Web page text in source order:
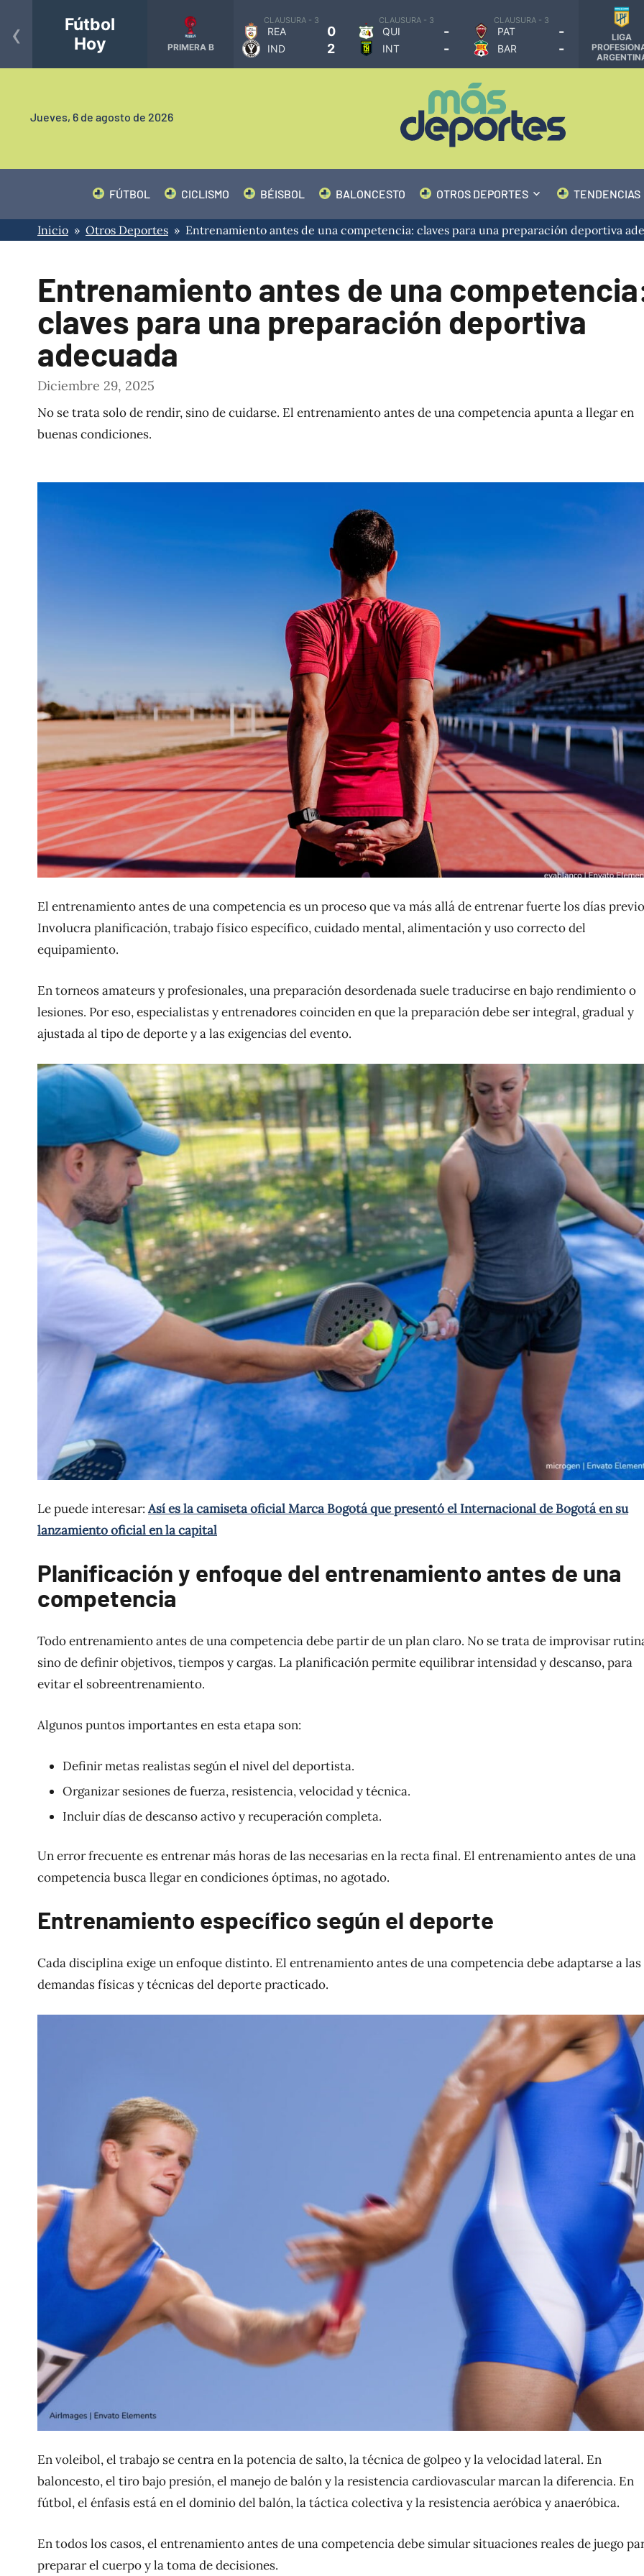
Fútbol
Hoy
PRIMERA B
CLAUSURA - 3
REA 0
IND 2
CLAUSURA - 3
QUI -
INT -
CLAUSURA - 3
PAT -
BAR -
LIGA
‹
Jueves, 6 de agosto de 2026
FÚTBOL CICLISMO BÉISBOL BALONCESTO OTROS DEPORTES TENDENCIAS
Inicio » Otros Deportes » Entrenamiento antes de una competencia: claves para una preparación deportiva
Entrenamiento antes de una
claves para una preparación deportiva
adecuada
Diciembre 29, 2025
No se trata solo de rendir, sino de cuidarse. El entrenamiento antes de una competencia apunta a llegar en
buenas condiciones.
El entrenamiento antes de una competencia es un proceso que va más allá de entrenar fuerte los días
Involucra planificación, trabajo físico específico, cuidado mental, alimentación y uso correcto del
equipamiento.
En torneos amateurs y profesionales, una preparación desordenada suele traducirse en bajo rendimiento o
lesiones. Por eso, especialistas y entrenadores coinciden en que la preparación debe ser integral, gradual y
ajustada al tipo de deporte y a las exigencias del evento.
Le puede interesar:Así es la camiseta oficial Marca Bogotá que presentó el Internacional de Bogotá en su
lanzamiento oficial en la capital
Planificación y enfoque del entrenamiento antes de una
competencia
Todo entrenamiento antes de una competencia debe partir de un plan claro. No se trata de improvisar
sino de definir objetivos, tiempos y cargas. La planificación permite equilibrar intensidad y descanso, para
evitar el sobreentrenamiento.
Algunos puntos importantes en esta etapa son:
Definir metas realistas según el nivel del deportista.
Organizar sesiones de fuerza, resistencia, velocidad y técnica.
Incluir días de descanso activo y recuperación completa.
Un error frecuente es entrenar más horas de las necesarias en la recta final. El entrenamiento antes de una
competencia busca llegar en condiciones óptimas, no agotado.
Entrenamiento específico según el deporte
Cada disciplina exige un enfoque distinto. El entrenamiento antes de una competencia debe adaptarse a las
demandas físicas y técnicas del deporte practicado.
En voleibol, el trabajo se centra en la potencia de salto, la técnica de golpeo y la velocidad lateral. En
baloncesto, el tiro bajo presión, el manejo de balón y la resistencia cardiovascular marcan la diferencia. En
fútbol, el énfasis está en el dominio del balón, la táctica colectiva y la resistencia aeróbica y anaeróbica.
En todos los casos, el entrenamiento antes de una competencia debe simular situaciones reales de juego
preparar el cuerpo y la toma de decisiones.